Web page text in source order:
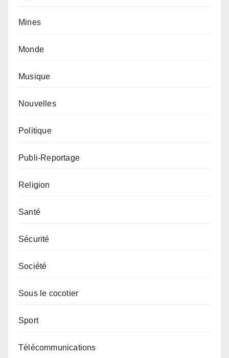
Mines
Monde
Musique
Nouvelles
Politique
Publi-Reportage
Religion
Santé
Sécurité
Société
Sous le cocotier
Sport
Télécommunications